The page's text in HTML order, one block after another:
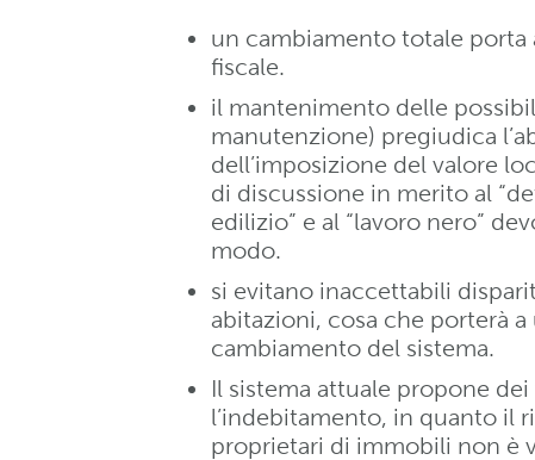
un cambiamento totale porta
fiscale.
il mantenimento delle
manutenzione) pregiudica
dell’imposizione del valore
di discussione in merito al
edilizio” e al “lavoro nero”
modo.
si evitano inaccettabili
abitazioni, cosa che porterà
cambiamento del sistema.
Il sistema attuale propone
l’indebitamento, in quanto il
proprietari di immobili non è